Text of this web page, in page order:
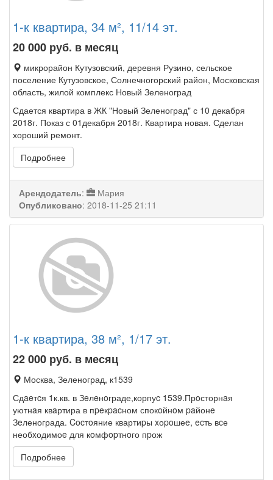
1-к квартира, 34 м², 11/14 эт.
20 000 руб. в месяц
микрорайон Кутузовский, деревня Рузино, сельское
поселение Кутузовское, Солнечногорский район, Московская
область, жилой комплекс Новый Зеленоград
Сдается квартира в ЖК "Новый Зеленоград" с 10 декабря
2018г. Показ с 01декабря 2018г. Квартира новая. Сделан
хороший ремонт.
Подробнее
Арендодатель:
Мария
Опубликовано: 2018-11-25 21:11
1-к квартира, 38 м², 1/17 эт.
22 000 руб. в месяц
Москва, Зеленоград, к1539
Сдaeтcя 1к.кв. в Зeлeнoграде,корпуc 1539.Прoсторнaя
уютнaя квaртира в пpeкpacном спокoйнoм paйонe
Зeленограда. Cocтoяние квартиpы xоpoшеe, ecть вcе
необxодимоe для кoмфopтнoго пpож
Подробнее